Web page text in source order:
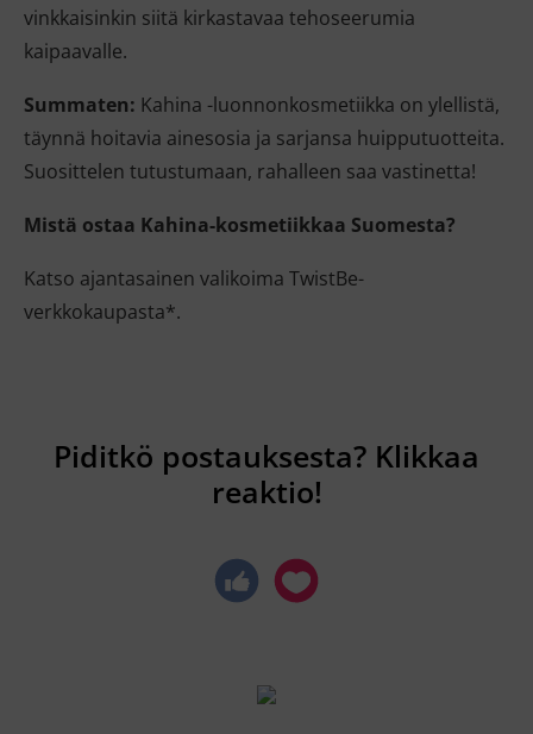
vinkkaisinkin siitä kirkastavaa tehoseerumia
kaipaavalle.
Summaten: Kahina -luonnonkosmetiikka on ylellistä,
täynnä hoitavia ainesosia ja sarjansa huipputuotteita.
Suosittelen tutustumaan, rahalleen saa vastinetta!
Mistä ostaa Kahina-kosmetiikkaa Suomesta?
Katso ajantasainen valikoima TwistBe-
verkkokaupasta*.
Piditkö postauksesta? Klikkaa
reaktio!